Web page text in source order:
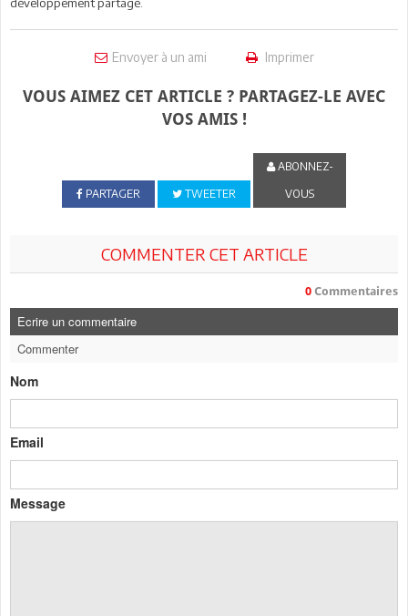
Envoyer à un ami Imprimer
VOUS AIMEZ CET ARTICLE ? PARTAGEZ-LE AVEC
VOS AMIS !
PARTAGER TWEETER
ABONNEZ-
VOUS
COMMENTER CET ARTICLE
0 Commentaires
Ecrire un commentaire
Commenter
Nom
Email
Message